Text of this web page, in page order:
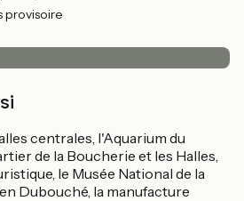
provisoire
centrales, l'Aquarium du
de la Boucherie et les Halles,
le Musée National de la
Dubouché, la manufacture